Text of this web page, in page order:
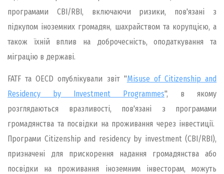
програмами CBI/RBI, включаючи ризики, пов'язані з
підкупом іноземних громадян, шахрайством та корупцією, а
також їхній вплив на доброчесність, оподаткування та
міграцію в державі.
FATF та OECD опублікували звіт "Misuse of Citizenship and
Residency by Investment Programmes", в якому
розглядаються вразливості, пов'язані з програмами
громадянства та посвідки на проживання через інвестиції.
Програми Citizenship and residency by investment (CBI/RBI),
призначені для прискорення надання громадянства або
посвідки на проживання іноземним інвесторам, можуть